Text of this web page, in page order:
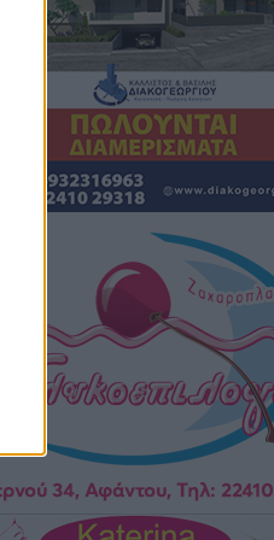
Hotels – Χατζηλαζάρου –
καινούργιο ξενοδοχείο στην Κω
Τοπικές Ειδήσεις• πριν 14 ώρες
Αυτοκίνητο μπήκε παράνομα σε
μονόδρομο στο Μαστιχάρι –
Αναποδογύρισε όχημα με μητέρα
πριν 14 ώρες
“Η Ευρώπη αντιμετώπιζε το
προσφυγικό σαν ταινία τρόμου”
συγκλονιστική μαρτυρία της
Γιασιράνη στον RV για τα
οδήγησαν στο Σύμφωνο της
Τοπικές Ειδήσεις• πριν 14 ώρες
Συναυλία με τον Γιάννη Κότσιρα